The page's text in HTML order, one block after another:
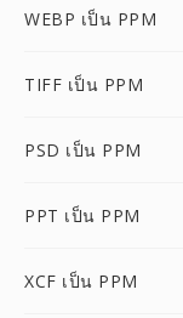
WEBP เป็น PPM
TIFF เป็น PPM
PSD เป็น PPM
PPT เป็น PPM
XCF เป็น PPM